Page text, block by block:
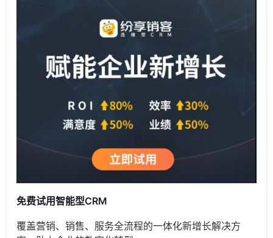
免费试用智能型CRM
覆盖营销、销售、服务全流程的一体化新增长解决方